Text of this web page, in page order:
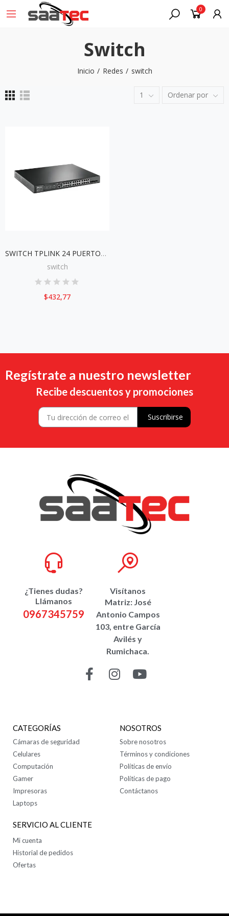
0
Switch
Inicio Redes switch
1 Ordenar por
SWITCH TPLINK 24 PUERTOS TL-SG3428MP
switch
$432,77
Regístrate a nuestro newsletter
Recibe descuentos y promociones
Suscribirse
¿Tienes dudas?
Llámanos
0967345759
Visítanos
Matriz: José
Antonio Campos
103, entre García
Avilés y
Rumichaca.
CATEGORÍAS
Cámaras de seguridad
Celulares
Computación
Gamer
Impresoras
Laptops
NOSOTROS
Sobre nosotros
Términos y condiciones
Políticas de envío
Políticas de pago
Contáctanos
SERVICIO AL CLIENTE
Mi cuenta
Historial de pedidos
Ofertas